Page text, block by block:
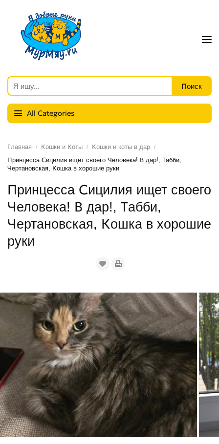
All Categories
Главная Кошки и Коты
Кошки и коты в дар
Принцесса Сицилия ищет своего Человека! В дар!, Табби,
Чертановская, Кошка в хорошие руки
Принцесса Сицилия ищет своего
Человека! В дар!, Табби,
Чертановская, Кошка в хорошие
руки